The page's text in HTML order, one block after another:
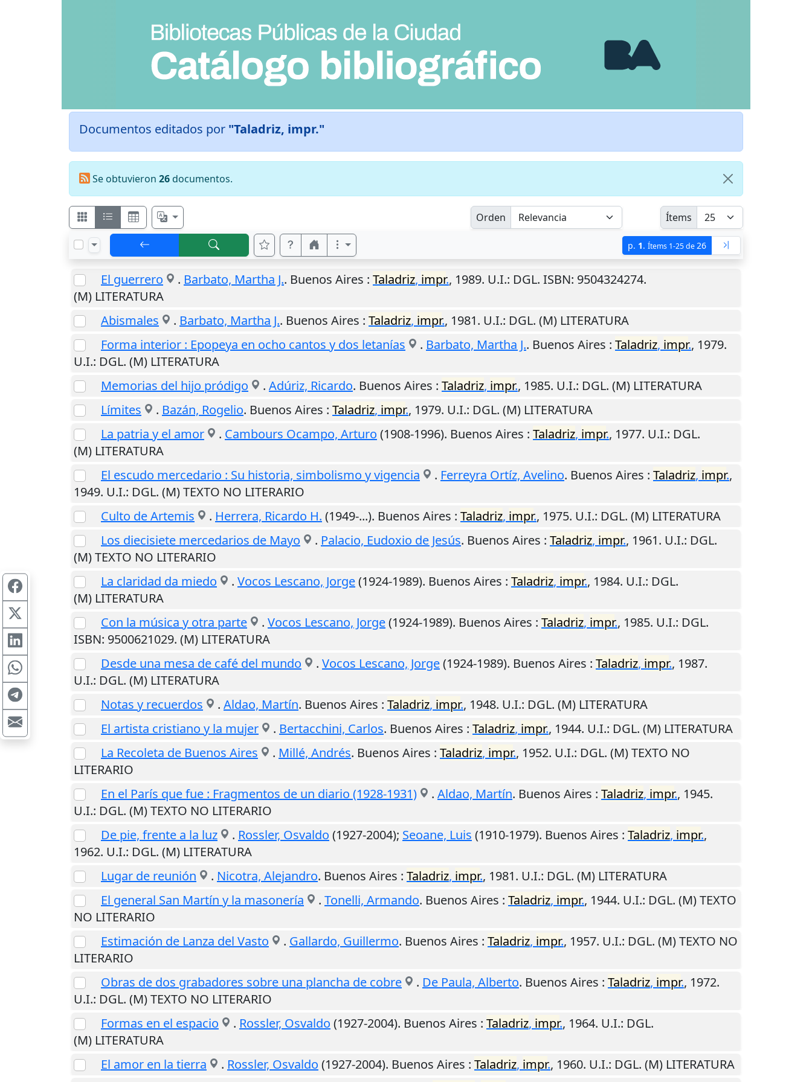
Documentos editados por "Taladriz, impr."
Se obtuvieron 26documentos.
Orden Ítems
p. 1. Ítems 1-25 de 26
El guerrero . Barbato, Martha J.. Buenos Aires : Taladriz, impr., 1989. U.I.: DGL. ISBN: 9504324274.
(M) LITERATURA
Abismales
. Barbato, Martha J.. Buenos Aires : Taladriz, impr., 1981. U.I.: DGL. (M) LITERATURA
Forma interior : Epopeya en ocho cantos y dos letanías
. Barbato, Martha J.. Buenos Aires : Taladriz, impr., 1979.
U.I.: DGL. (M) LITERATURA
Memorias del hijo pródigo
. Adúriz, Ricardo. Buenos Aires : Taladriz, impr., 1985. U.I.: DGL. (M) LITERATURA
Límites
. Bazán, Rogelio. Buenos Aires : Taladriz, impr., 1979. U.I.: DGL. (M) LITERATURA
La patria y el amor
. Cambours Ocampo, Arturo (1908-1996). Buenos Aires : Taladriz, impr., 1977. U.I.: DGL.
(M) LITERATURA
El escudo mercedario : Su historia, simbolismo y vigencia
. Ferreyra Ortíz, Avelino. Buenos Aires : Taladriz, impr.,
1949. U.I.: DGL. (M) TEXTO NO LITERARIO
Culto de Artemis
. Herrera, Ricardo H. (1949-...). Buenos Aires : Taladriz, impr., 1975. U.I.: DGL. (M) LITERATURA
Los diecisiete mercedarios de Mayo
. Palacio, Eudoxio de Jesús. Buenos Aires : Taladriz, impr., 1961. U.I.: DGL.
(M) TEXTO NO LITERARIO
La claridad da miedo
. Vocos Lescano, Jorge(1924-1989). Buenos Aires : Taladriz, impr., 1984. U.I.: DGL.
(M) LITERATURA
Con la música y otra parte
. Vocos Lescano, Jorge(1924-1989). Buenos Aires : Taladriz, impr., 1985. U.I.: DGL.
ISBN: 9500621029. (M) LITERATURA
Desde una mesa de café del mundo
. Vocos Lescano, Jorge(1924-1989). Buenos Aires : Taladriz, impr., 1987.
U.I.: DGL. (M) LITERATURA
Notas y recuerdos
. Aldao, Martín. Buenos Aires : Taladriz, impr., 1948. U.I.: DGL. (M) LITERATURA
El artista cristiano y la mujer
. Bertacchini, Carlos. Buenos Aires : Taladriz, impr., 1944. U.I.: DGL. (M) LITERATURA
La Recoleta de Buenos Aires
. Millé, Andrés. Buenos Aires : Taladriz, impr., 1952. U.I.: DGL. (M) TEXTO NO
LITERARIO
En el París que fue : Fragmentos de un diario (1928-1931)
. Aldao, Martín. Buenos Aires : Taladriz, impr., 1945.
U.I.: DGL. (M) TEXTO NO LITERARIO
De pie, frente a la luz
. Rossler, Osvaldo (1927-2004); Seoane, Luis (1910-1979). Buenos Aires : Taladriz, impr.,
1962. U.I.: DGL. (M) LITERATURA
Lugar de reunión
. Nicotra, Alejandro. Buenos Aires : Taladriz, impr., 1981. U.I.: DGL. (M) LITERATURA
El general San Martín y la masonería
. Tonelli, Armando. Buenos Aires : Taladriz, impr., 1944. U.I.: DGL. (M) TEXTO
NO LITERARIO
Estimación de Lanza del Vasto
. Gallardo, Guillermo. Buenos Aires : Taladriz, impr., 1957. U.I.: DGL. (M) TEXTO NO
LITERARIO
Obras de dos grabadores sobre una plancha de cobre
. De Paula, Alberto. Buenos Aires : Taladriz, impr., 1972.
U.I.: DGL. (M) TEXTO NO LITERARIO
Formas en el espacio
. Rossler, Osvaldo (1927-2004). Buenos Aires : Taladriz, impr., 1964. U.I.: DGL.
(M) LITERATURA
El amor en la tierra
. Rossler, Osvaldo (1927-2004). Buenos Aires : Taladriz, impr., 1960. U.I.: DGL. (M) LITERATURA